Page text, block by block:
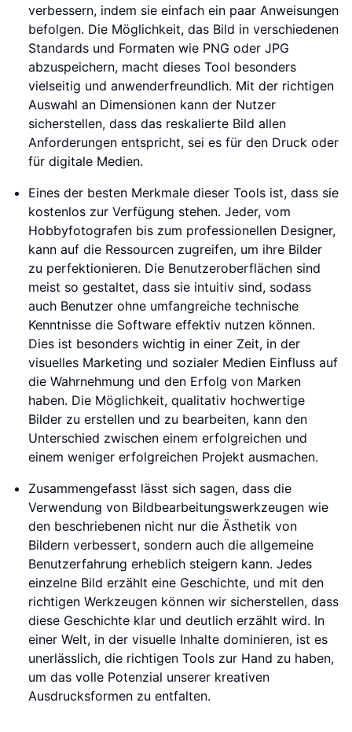
verbessern, indem sie einfach ein paar Anweisungen
befolgen. Die Möglichkeit, das Bild in verschiedenen
Standards und Formaten wie PNG oder JPG
abzuspeichern, macht dieses Tool besonders
vielseitig und anwenderfreundlich. Mit der richtigen
Auswahl an Dimensionen kann der Nutzer
sicherstellen, dass das reskalierte Bild allen
Anforderungen entspricht, sei es für den Druck oder
für digitale Medien.
Eines der besten Merkmale dieser Tools ist, dass sie
kostenlos zur Verfügung stehen. Jeder, vom
Hobbyfotografen bis zum professionellen Designer,
kann auf die Ressourcen zugreifen, um ihre Bilder
zu perfektionieren. Die Benutzeroberflächen sind
meist so gestaltet, dass sie intuitiv sind, sodass
auch Benutzer ohne umfangreiche technische
Kenntnisse die Software effektiv nutzen können.
Dies ist besonders wichtig in einer Zeit, in der
visuelles Marketing und sozialer Medien Einfluss auf
die Wahrnehmung und den Erfolg von Marken
haben. Die Möglichkeit, qualitativ hochwertige
Bilder zu erstellen und zu bearbeiten, kann den
Unterschied zwischen einem erfolgreichen und
einem weniger erfolgreichen Projekt ausmachen.
Zusammengefasst lässt sich sagen, dass die
Verwendung von Bildbearbeitungswerkzeugen wie
den beschriebenen nicht nur die Ästhetik von
Bildern verbessert, sondern auch die allgemeine
Benutzerfahrung erheblich steigern kann. Jedes
einzelne Bild erzählt eine Geschichte, und mit den
richtigen Werkzeugen können wir sicherstellen, dass
diese Geschichte klar und deutlich erzählt wird. In
einer Welt, in der visuelle Inhalte dominieren, ist es
unerlässlich, die richtigen Tools zur Hand zu haben,
um das volle Potenzial unserer kreativen
Ausdrucksformen zu entfalten.